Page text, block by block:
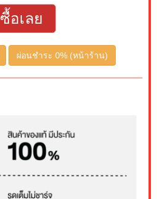
ซื้อเลย
ผ่อนชำระ 0% (หน้าร้าน)